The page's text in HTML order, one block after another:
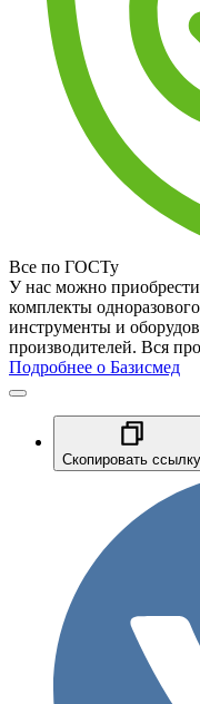
Все по ГОСТу
У нас можно приобрести
комплекты
инструменты и
производителей. Вся
Подробнее о Базисмед
Скопировать ссылку